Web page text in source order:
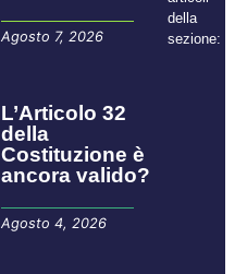
Agosto 7, 2026
L’Articolo 32
della
Costituzione è
ancora valido?
Agosto 4, 2026
della
sezione: